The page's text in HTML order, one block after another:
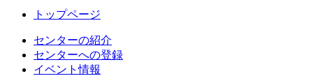
トップページ
センターの紹介
センターへの登録
イベント情報